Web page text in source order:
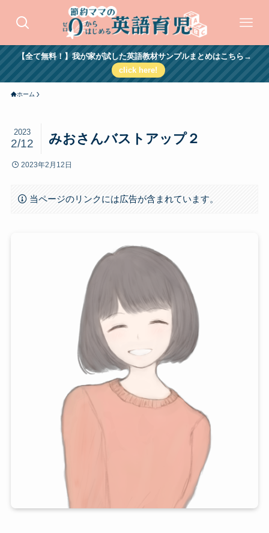
【全て無料！】我が家が試した英語教材サンプルまとめはこちら→
click here!
ホーム
みおさんバストアップ２
2023
2/12
2023年2月12日
当ページのリンクには広告が含まれています。